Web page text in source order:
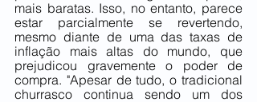
mais baratas. Isso, no entanto, parece
estar parcialmente se revertendo,
mesmo diante de uma das taxas de
inflação mais altas do mundo, que
prejudicou gravemente o poder de
compra. "Apesar de tudo, o tradicional
churrasco continua sendo um dos